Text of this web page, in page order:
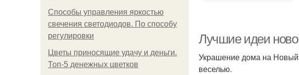
Способы управления яркостью
свечения светодиодов. По способу
регулировки
Цветы приносящие удачу и деньги.
Топ-5 денежных цветков
Лучшие идеи
Украшение дома на Новый
веселью.